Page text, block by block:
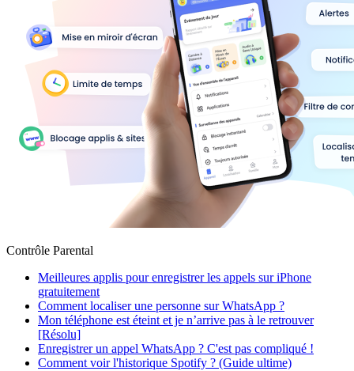
Contrôle Parental
Meilleures applis pour enregistrer les appels sur iPhone
gratuitement
Comment localiser une personne sur WhatsApp ?
Mon téléphone est éteint et je n’arrive pas à le retrouver
[Résolu]
Enregistrer un appel WhatsApp ? C'est pas compliqué !
Comment voir l'historique Spotify ? (Guide ultime)